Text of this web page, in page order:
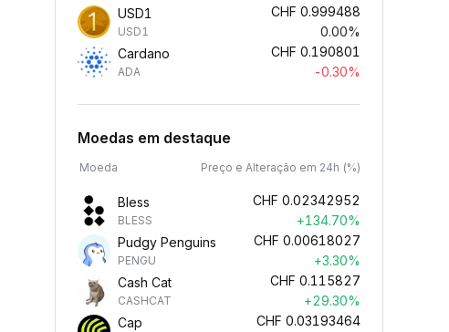
USD1
USD1
CHF 0.999488
0.00%
Cardano
ADA
CHF 0.190801
-0.30%
Moedas em destaque
Moeda Preço e Alteração em 24h (%)
Bless
BLESS
CHF 0.02342952
+134.70%
Pudgy Penguins
PENGU
CHF 0.00618027
+3.30%
Cash Cat
CASHCAT
CHF 0.115827
+29.30%
Cap
CHF 0.03193464